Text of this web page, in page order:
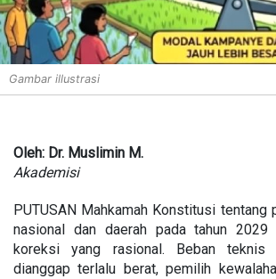
Gambar illustrasi
Oleh: Dr. Muslimin M.
Akademisi
PUTUSAN Mahkamah Konstitusi tentang
nasional dan daerah pada tahun 2029
koreksi yang rasional. Beban teknis
dianggap terlalu berat, pemilih